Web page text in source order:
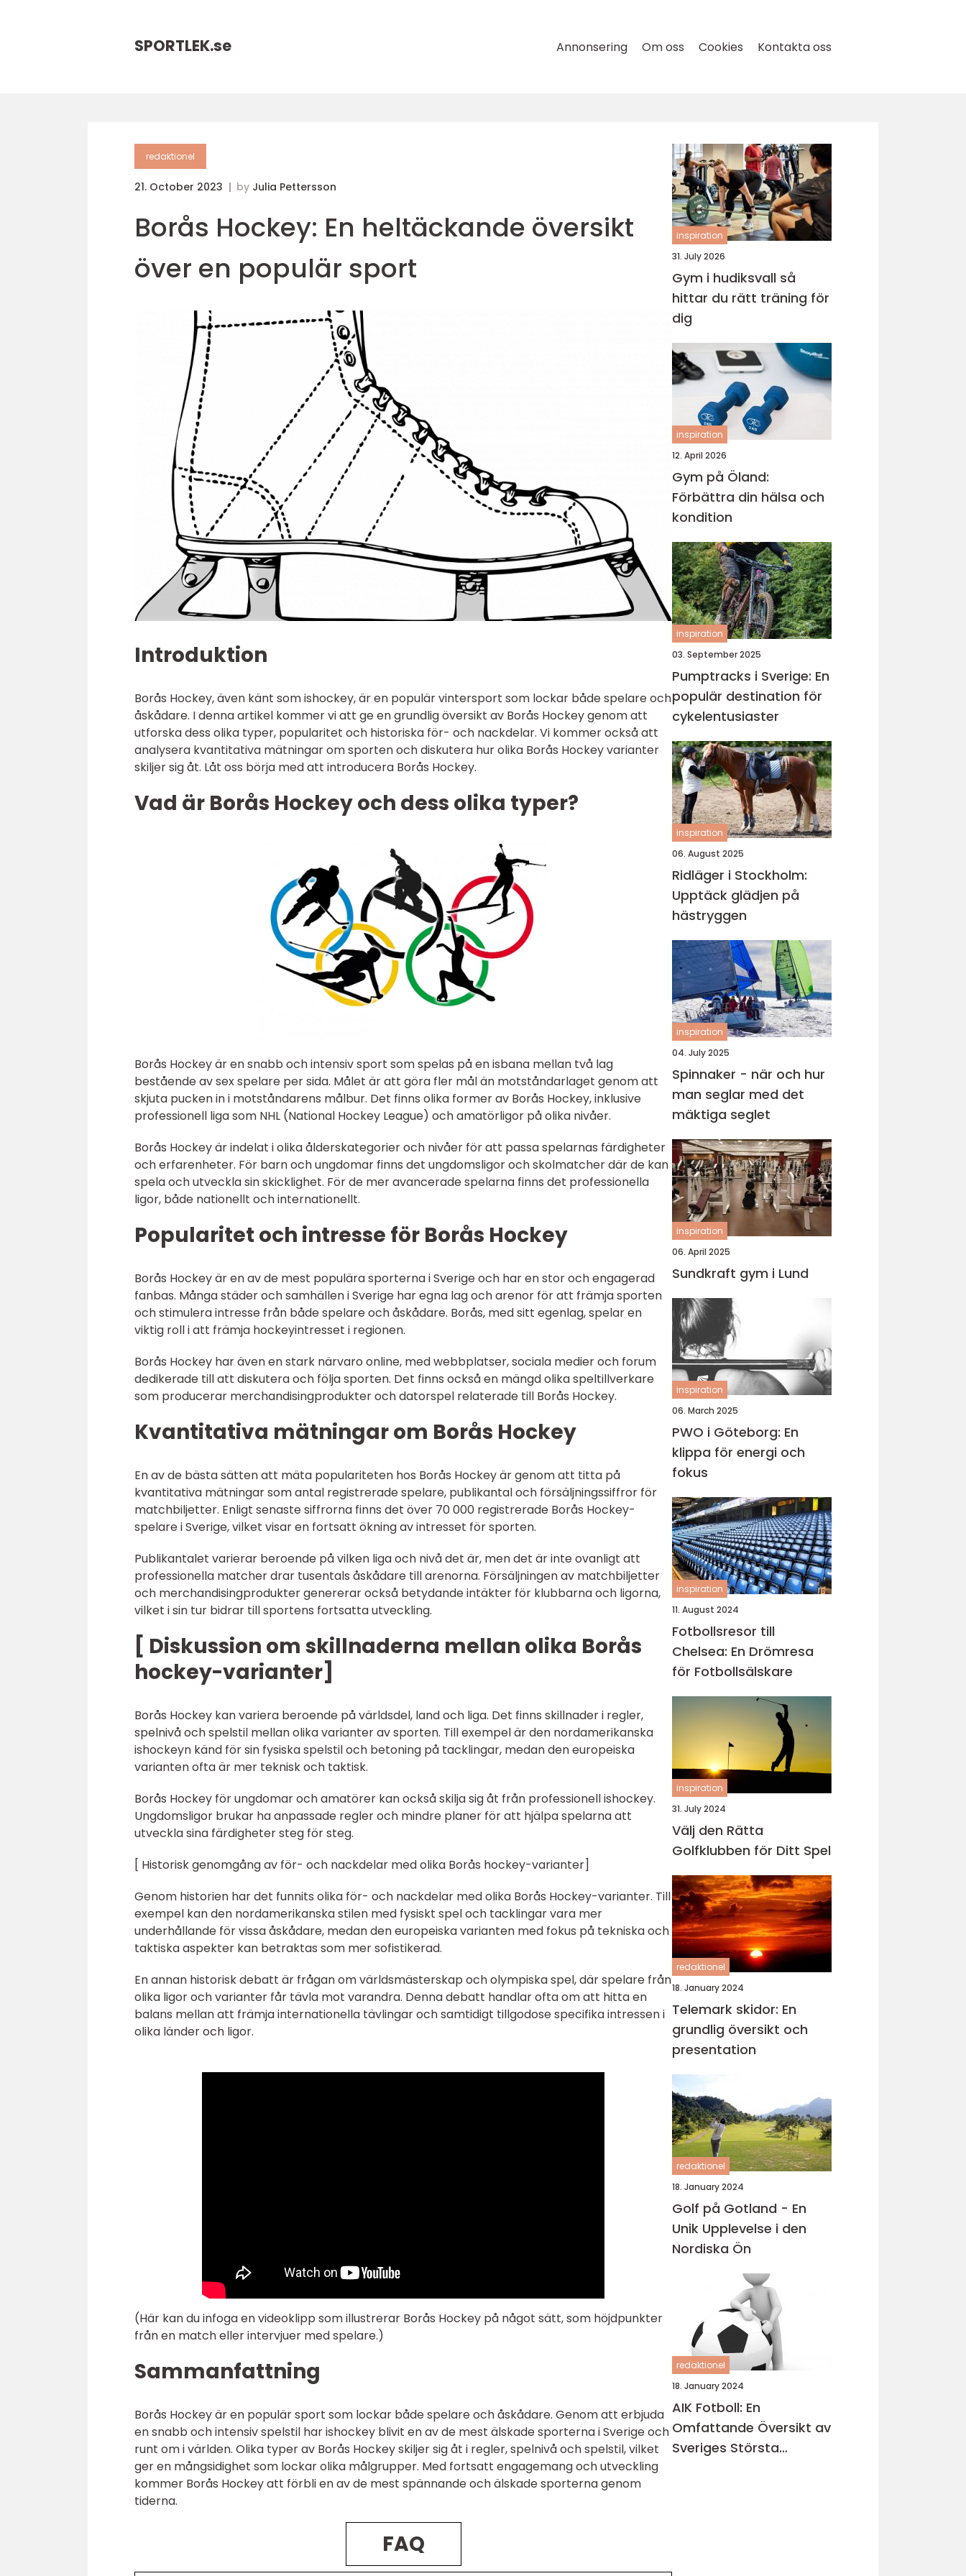
SPORTLEK.se Annonsering Om oss Cookies Kontakta oss
redaktionel
21. October 2023 by Julia Pettersson
Borås Hockey: En heltäckande översikt
över en populär sport
Introduktion
Borås Hockey, även känt som ishockey, är en populär vintersport som lockar både spelare och
åskådare. I denna artikel kommer vi att ge en grundlig översikt av Borås Hockey genom att
utforska dess olika typer, popularitet och historiska för- och nackdelar. Vi kommer också att
analysera kvantitativa mätningar om sporten och diskutera hur olika Borås Hockey varianter
skiljer sig åt. Låt oss börja med att introducera Borås Hockey.
Vad är Borås Hockey och dess olika typer?
Borås Hockey är en snabb och intensiv sport som spelas på en isbana mellan två lag
bestående av sex spelare per sida. Målet är att göra fler mål än motståndarlaget genom att
skjuta pucken in i motståndarens målbur. Det finns olika former av Borås Hockey, inklusive
professionell liga som NHL (National Hockey League) och amatörligor på olika nivåer.
Borås Hockey är indelat i olika ålderskategorier och nivåer för att passa spelarnas färdigheter
och erfarenheter. För barn och ungdomar finns det ungdomsligor och skolmatcher där de kan
spela och utveckla sin skicklighet. För de mer avancerade spelarna finns det professionella
ligor, både nationellt och internationellt.
Popularitet och intresse för Borås Hockey
Borås Hockey är en av de mest populära sporterna i Sverige och har en stor och engagerad
fanbas. Många städer och samhällen i Sverige har egna lag och arenor för att främja sporten
och stimulera intresse från både spelare och åskådare. Borås, med sitt egenlag, spelar en
viktig roll i att främja hockeyintresset i regionen.
Borås Hockey har även en stark närvaro online, med webbplatser, sociala medier och forum
dedikerade till att diskutera och följa sporten. Det finns också en mängd olika speltillverkare
som producerar merchandisingprodukter och datorspel relaterade till Borås Hockey.
Kvantitativa mätningar om Borås Hockey
En av de bästa sätten att mäta populariteten hos Borås Hockey är genom att titta på
kvantitativa mätningar som antal registrerade spelare, publikantal och försäljningssiffror för
matchbiljetter. Enligt senaste siffrorna finns det över 70 000 registrerade Borås Hockey-
spelare i Sverige, vilket visar en fortsatt ökning av intresset för sporten.
Publikantalet varierar beroende på vilken liga och nivå det är, men det är inte ovanligt att
professionella matcher drar tusentals åskådare till arenorna. Försäljningen av matchbiljetter
och merchandisingprodukter genererar också betydande intäkter för klubbarna och ligorna,
vilket i sin tur bidrar till sportens fortsatta utveckling.
[ Diskussion om skillnaderna mellan olika Borås
hockey-varianter]
Borås Hockey kan variera beroende på världsdel, land och liga. Det finns skillnader i regler,
spelnivå och spelstil mellan olika varianter av sporten. Till exempel är den nordamerikanska
ishockeyn känd för sin fysiska spelstil och betoning på tacklingar, medan den europeiska
varianten ofta är mer teknisk och taktisk.
Borås Hockey för ungdomar och amatörer kan också skilja sig åt från professionell ishockey.
Ungdomsligor brukar ha anpassade regler och mindre planer för att hjälpa spelarna att
utveckla sina färdigheter steg för steg.
[ Historisk genomgång av för- och nackdelar med olika Borås hockey-varianter]
Genom historien har det funnits olika för- och nackdelar med olika Borås Hockey-varianter. Till
exempel kan den nordamerikanska stilen med fysiskt spel och tacklingar vara mer
underhållande för vissa åskådare, medan den europeiska varianten med fokus på tekniska och
taktiska aspekter kan betraktas som mer sofistikerad.
En annan historisk debatt är frågan om världsmästerskap och olympiska spel, där spelare från
olika ligor och varianter får tävla mot varandra. Denna debatt handlar ofta om att hitta en
balans mellan att främja internationella tävlingar och samtidigt tillgodose specifika intressen i
olika länder och ligor.
(Här kan du infoga en videoklipp som illustrerar Borås Hockey på något sätt, som höjdpunkter
från en match eller intervjuer med spelare.)
Sammanfattning
Borås Hockey är en populär sport som lockar både spelare och åskådare. Genom att erbjuda
en snabb och intensiv spelstil har ishockey blivit en av de mest älskade sporterna i Sverige och
runt om i världen. Olika typer av Borås Hockey skiljer sig åt i regler, spelnivå och spelstil, vilket
ger en mångsidighet som lockar olika målgrupper. Med fortsatt engagemang och utveckling
kommer Borås Hockey att förbli en av de mest spännande och älskade sporterna genom
tiderna.
FAQ
inspiration
31. July 2026
Gym i hudiksvall så
hittar du rätt träning för
dig
inspiration
12. April 2026
Gym på Öland:
Förbättra din hälsa och
kondition
inspiration
03. September 2025
Pumptracks i Sverige: En
populär destination för
cykelentusiaster
inspiration
06. August 2025
Ridläger i Stockholm:
Upptäck glädjen på
hästryggen
inspiration
04. July 2025
Spinnaker - när och hur
man seglar med det
mäktiga seglet
inspiration
06. April 2025
Sundkraft gym i Lund
inspiration
06. March 2025
PWO i Göteborg: En
klippa för energi och
fokus
inspiration
11. August 2024
Fotbollsresor till
Chelsea: En Drömresa
för Fotbollsälskare
inspiration
31. July 2024
Välj den Rätta
Golfklubben för Ditt Spel
redaktionel
18. January 2024
Telemark skidor: En
grundlig översikt och
presentation
redaktionel
18. January 2024
Golf på Gotland - En
Unik Upplevelse i den
Nordiska Ön
redaktionel
18. January 2024
AIK Fotboll: En
Omfattande Översikt av
Sveriges Största